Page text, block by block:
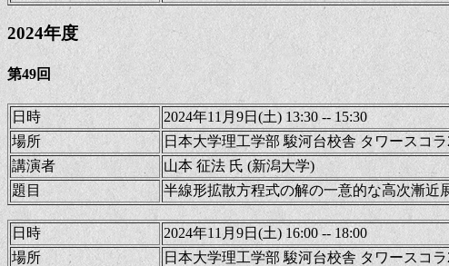
2024年度
第49回
日時
2024年11月9日(土) 13:30 -- 15:30
場所
日本大学理工学部 駿河台校舎 タワースコラ
講演者
山本 征法 氏 (新潟大学)
題目
半線形拡散方程式の解の一意的な高次漸近
日時
2024年11月9日(土) 16:00 -- 18:00
場所
日本大学理工学部 駿河台校舎 タワースコラ